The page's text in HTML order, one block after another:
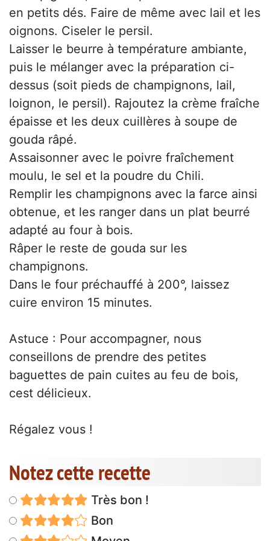
en petits dés. Faire de même avec lail et les
oignons. Ciseler le persil.
Laisser le beurre à température ambiante,
puis le mélanger avec la préparation ci-
dessus (soit pieds de champignons, lail,
loignon, le persil). Rajoutez la crème fraîche
épaisse et les deux cuillères à soupe de
gouda râpé.
Assaisonner avec le poivre fraîchement
moulu, le sel et la poudre du Chili.
Remplir les champignons avec la farce ainsi
obtenue, et les ranger dans un plat beurré
adapté au four à bois.
Râper le reste de gouda sur les
champignons.
Dans le four préchauffé à 200°, laissez
cuire environ 15 minutes.
Astuce : Pour accompagner, nous
conseillons de prendre des petites
baguettes de pain cuites au feu de bois,
cest délicieux.
Régalez vous !
Notez cette recette
Très bon !
Bon